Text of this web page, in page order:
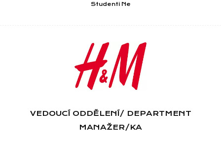
Studenti Ne
VEDOUCÍ ODDĚLENÍ/ DEPARTMENT
MANAŽER/KA